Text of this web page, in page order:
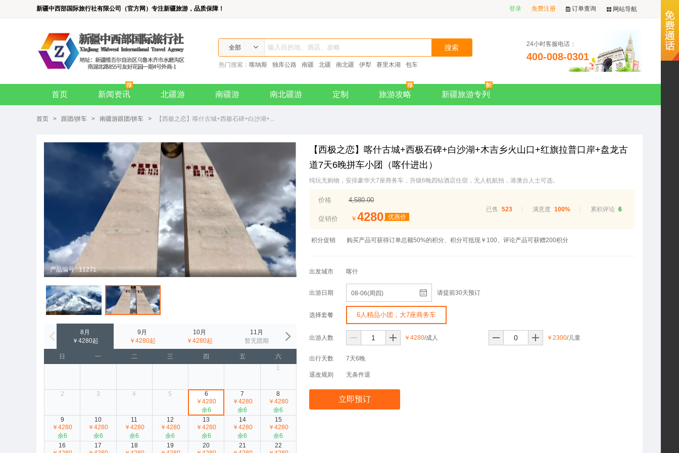
新疆中西部国际旅行社有限公司（官方网）专注新疆旅游，品质保障！ 登录 免费注册 订单查询 网站导航
全部
热门搜索： 喀纳斯 独库公路 南疆 北疆 南北疆 伊犁 赛里木湖 包车
24小时客服电话：
400-008-0301
首页 新闻资讯 北疆游 南疆游 南北疆游 定制 旅游攻略 新疆旅游专列
首页 > 跟团/拼车 > 南疆游跟团/拼车 > 【西极之恋】喀什古城+西极石碑+白沙湖+...
产品编号 : 11271
8月
￥4280起
9月
￥4280起
10月
￥4280起
11月
暂无团期
日 一 二 三 四 五
六
1
2 3 4 5
6
￥4280
余6
7
￥4280
余6
8
￥4280
余6
9
￥4280
余6
10
￥4280
余6
11
￥4280
余6
12
￥4280
余6
13
￥4280
余6
14
￥4280
余6
15
￥4280
余6
16
17
18
19
20
21
22
【西极之恋】喀什古城+西极石碑+白沙湖+木吉乡火山口+红旗拉普口岸+盘龙古
道7天6晚拼车小团（喀什进出）
纯玩无购物，安排豪华大7座商务车，升级6晚四钻酒店住宿，无人机航拍，港澳台人士可选。
价格 4,580.00
促销价 ￥ 4280 优惠价
已售 523 满意度 100% 累积评论 6
积分促销 购买产品可获得订单总额50%的积分、积分可抵现￥100、评论产品可获赠200积分
出发城市 喀什
出游日期 08-06(周四) 请提前30天预订
选择套餐 6人精品小团，大7座商务车
出游人数 ￥4280/成人 ￥2300/儿童
出行天数 7天6晚
退改规则 无条件退
立即预订